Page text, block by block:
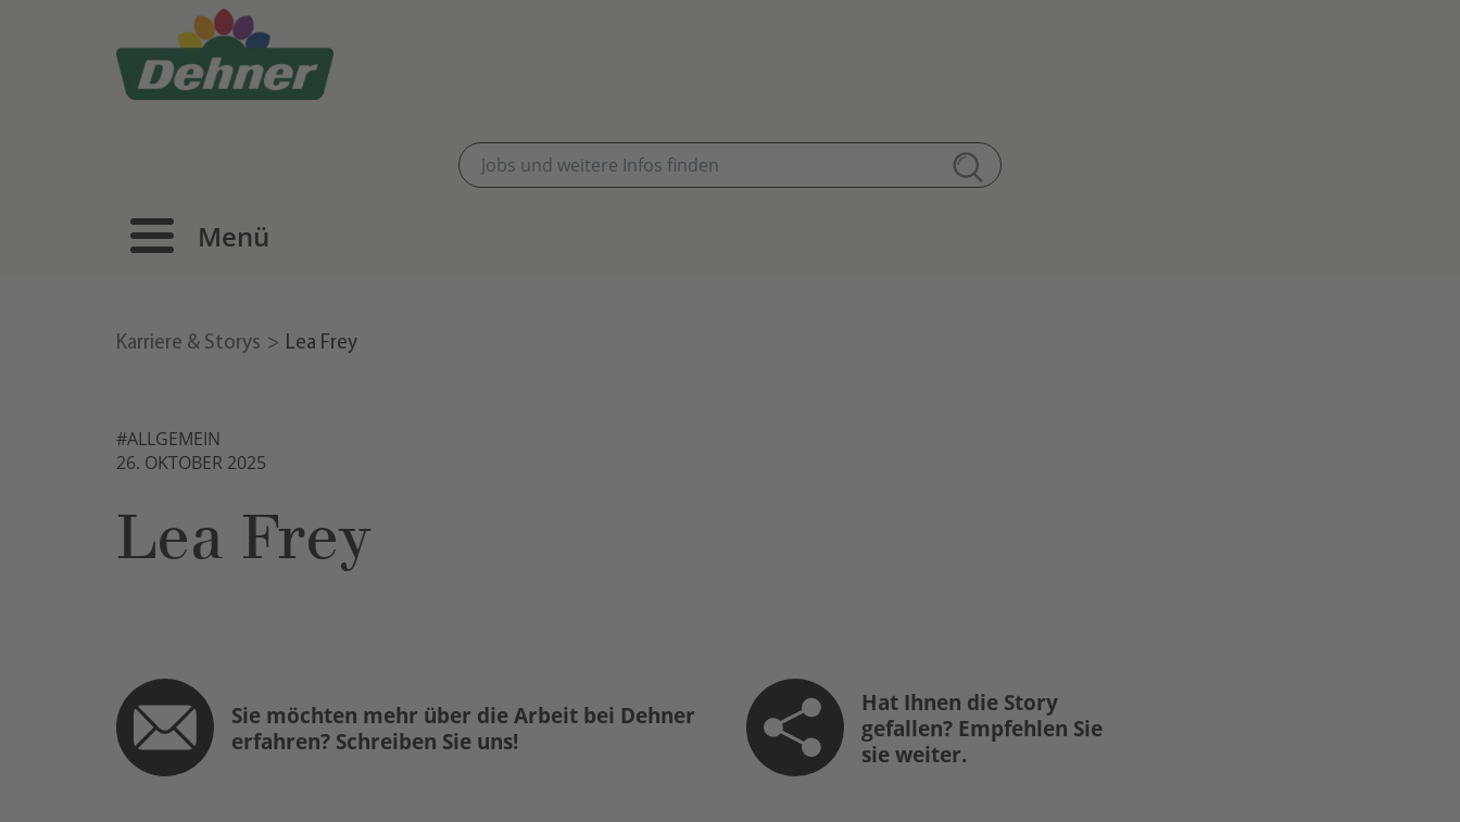
Menü
Karriere & Storys Lea Frey
#ALLGEMEIN
26. OKTOBER 2025
Lea Frey
Sie möchten mehr über die Arbeit bei Dehner
erfahren? Schreiben Sie uns!
Hat Ihnen die Story
gefallen? Empfehlen Sie
sie weiter.